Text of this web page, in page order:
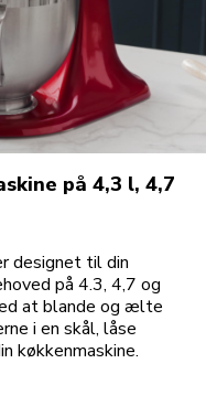
på 4,3 l, 4,7
designet til din
på 4.3, 4,7 og
at blande og ælte
i en skål, låse
køkkenmaskine.